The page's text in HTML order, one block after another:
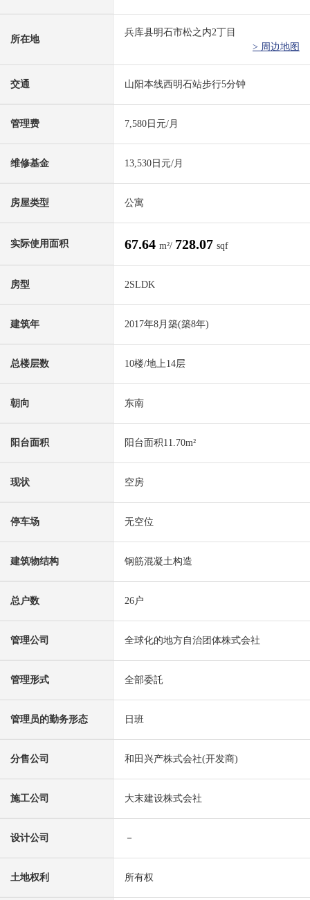
所在地
兵库县明石市松之内2丁目
> 周边地图
交通 山阳本线西明石站步行5分钟
管理费 7,580日元/月
维修基金 13,530日元/月
房屋类型 公寓
实际使用面积 67.64 m²/ 728.07 sqf
房型 2SLDK
建筑年 2017年8月築(築8年)
总楼层数 10楼/地上14层
朝向 东南
阳台面积 阳台面积11.70m²
现状 空房
停车场 无空位
建筑物结构 钢筋混凝土构造
总户数 26户
管理公司 全球化的地方自治团体株式会社
管理形式 全部委託
管理员的勤务形态 日班
分售公司 和田兴产株式会社(开发商)
施工公司 大末建设株式会社
设计公司 －
土地权利 所有权